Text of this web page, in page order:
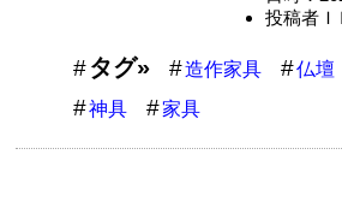
投稿者Ｉ
タグ» 造作家具 仏壇
神具
家具